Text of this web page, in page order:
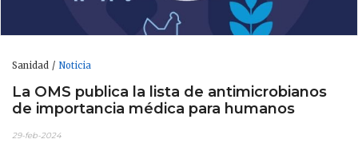
Sanidad Noticia
La OMS publica la lista de antimicrobianos
de importancia médica para humanos
29-feb-2024